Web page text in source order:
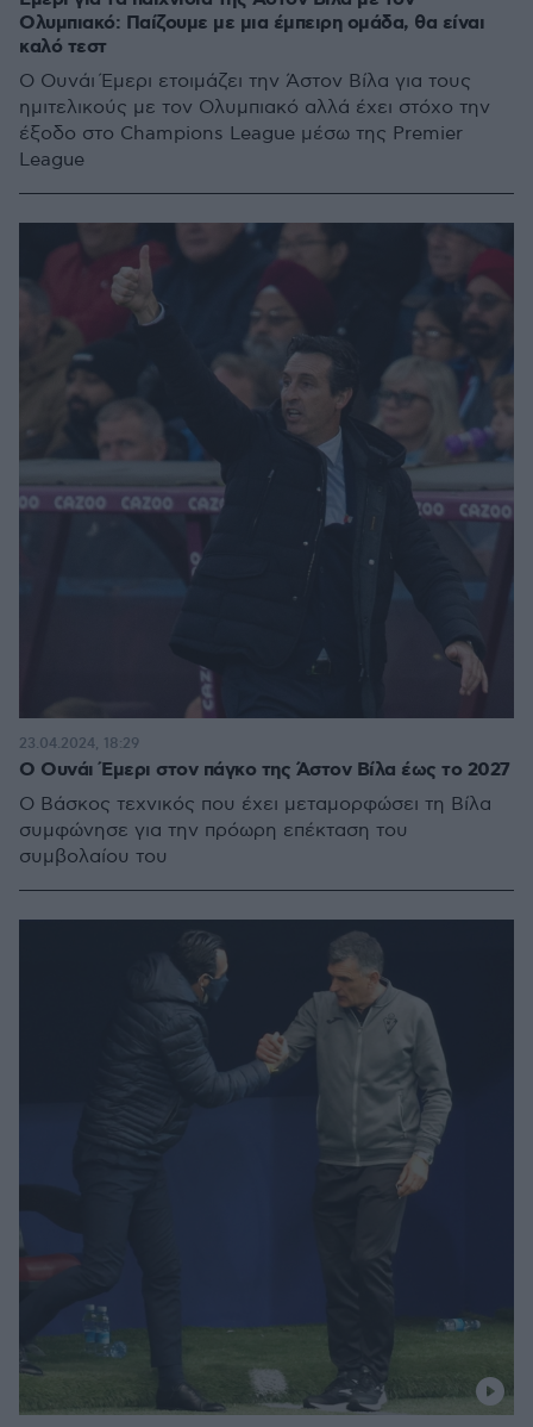
Ολυμπιακό: Παίζουμε με μια έμπειρη ομάδα, θα είναι
καλό τεστ
Ο Ουνάι Έμερι ετοιμάζει την Άστον Βίλα για τους
ημιτελικούς με τον Ολυμπιακό αλλά έχει στόχο την
έξοδο στο Champions League μέσω της Premier
League
Ο Ουνάι Έμερι στον πάγκο της Άστον Βίλα έως το 2027
Ο Βάσκος τεχνικός που έχει μεταμορφώσει τη Βίλα
συμφώνησε για την πρόωρη επέκταση του
συμβολαίου του
23.04.2024, 18:29